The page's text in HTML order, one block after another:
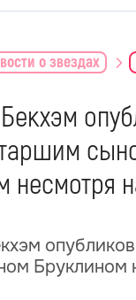
о звездах
несмотря
Бруклином